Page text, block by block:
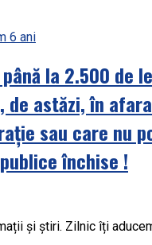
6 ani
la 2.500 de
de astăzi, în
sau care nu
închise !
și știri. Zilnic îți